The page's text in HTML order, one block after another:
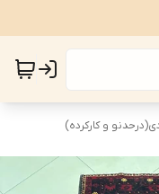
و کارکرده)